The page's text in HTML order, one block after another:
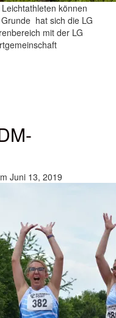
können
hat sich die LG
mit der LG
Juni 13, 2019